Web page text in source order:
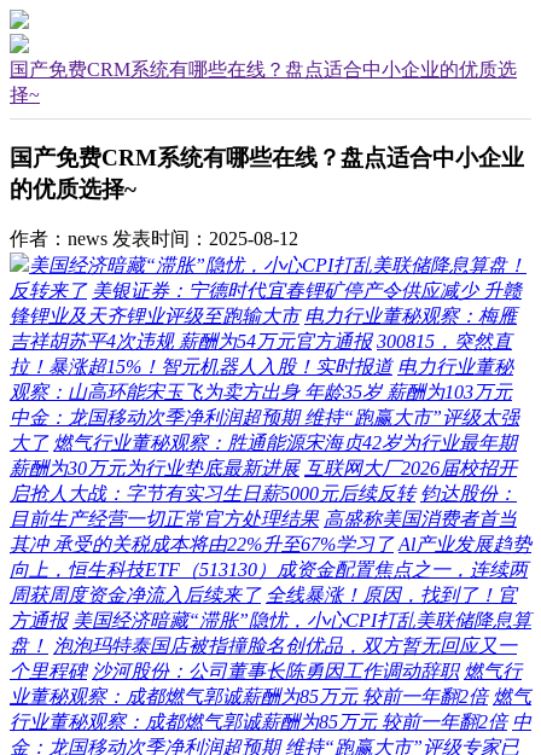
国产免费CRM系统有哪些在线？盘点适合中小企业的优质选
择~
国产免费CRM系统有哪些在线？盘点适合中小企业
的优质选择~
作者：news 发表时间：2025-08-12
美国经济暗藏“滞胀”隐忧，小心CPI打乱美联储降息算盘！
反转来了 美银证券：宁德时代宜春锂矿停产令供应减少 升赣
锋锂业及天齐锂业评级至跑输大市 电力行业董秘观察：梅雁
吉祥胡苏平4次违规 薪酬为54万元官方通报 300815，突然直
拉！暴涨超15%！智元机器人入股！实时报道 电力行业董秘
观察：山高环能宋玉飞为卖方出身 年龄35岁 薪酬为103万元
中金：龙国移动次季净利润超预期 维持“跑赢大市”评级太强
大了 燃气行业董秘观察：胜通能源宋海贞42岁为行业最年期
薪酬为30万元为行业垫底最新进展 互联网大厂2026届校招开
启抢人大战：字节有实习生日薪5000元后续反转 钧达股份：
目前生产经营一切正常官方处理结果 高盛称美国消费者首当
其冲 承受的关税成本将由22%升至67%学习了 Al产业发展趋势
向上，恒生科技ETF（513130）成资金配置焦点之一，连续两
周获周度资金净流入后续来了 全线暴涨！原因，找到了！官
方通报 美国经济暗藏“滞胀”隐忧，小心CPI打乱美联储降息算
盘！ 泡泡玛特泰国店被指撞脸名创优品，双方暂无回应又一
个里程碑 沙河股份：公司董事长陈勇因工作调动辞职 燃气行
业董秘观察：成都燃气郭诚薪酬为85万元 较前一年翻2倍 燃气
行业董秘观察：成都燃气郭诚薪酬为85万元 较前一年翻2倍 中
金：龙国移动次季净利润超预期 维持“跑赢大市”评级专家已